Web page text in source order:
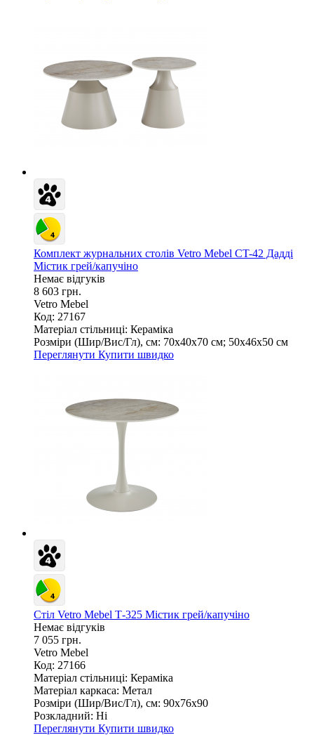
Комплект журнальних столів Vetro Mebel CT-42 Дадді
Містик грей/капучіно
Немає відгуків
8 603 грн.
Vetro Mebel
Код: 27167
Матеріал стільниці: Кераміка
Розміри (Шир/Вис/Гл), см: 70х40х70 см; 50х46х50 см
Переглянути Купити швидко
Стіл Vetro Mebel Т-325 Містик грей/капучіно
Немає відгуків
7 055 грн.
Vetro Mebel
Код: 27166
Матеріал стільниці: Кераміка
Матеріал каркаса: Метал
Розміри (Шир/Вис/Гл), см: 90х76х90
Розкладний: Ні
Переглянути Купити швидко